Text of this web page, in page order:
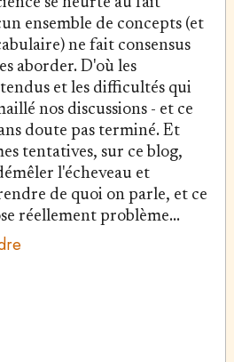
ensemble de concepts (et
ne fait consensus
aborder. D'où les
et les difficultés qui
nos discussions - et ce
doute pas terminé. Et
tentatives, sur ce blog,
l'écheveau et
de quoi on parle, et ce
réellement problème...